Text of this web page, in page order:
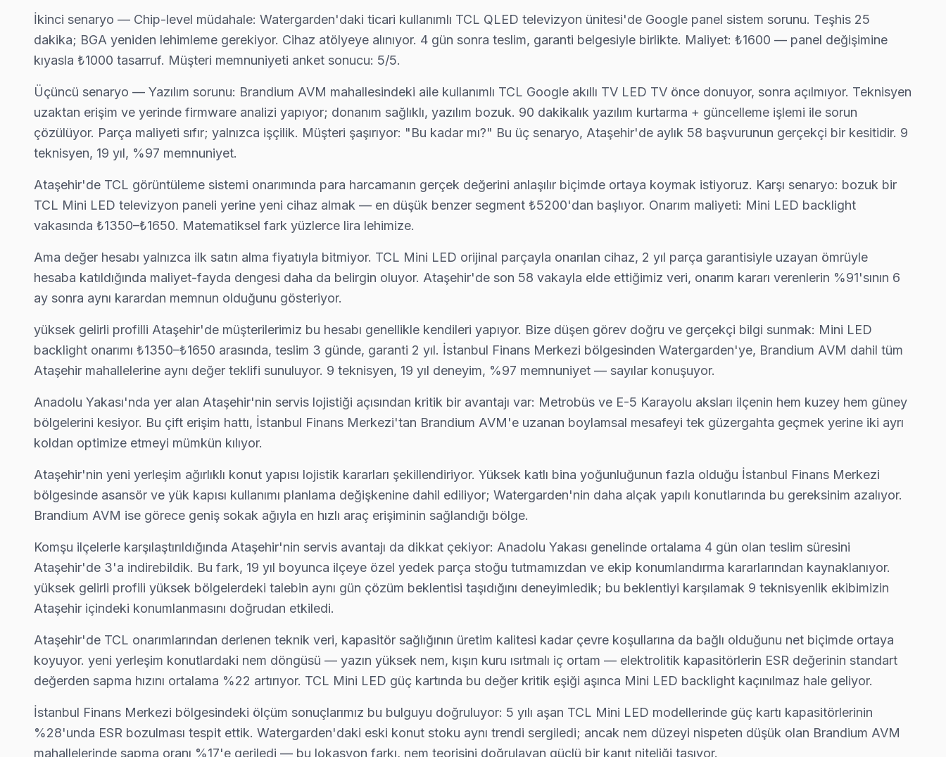
TCL Uzman Teknisyen Ekibi — Ataşehir
Emre K. — TCL Servis Uzmanı
14 yıllık TCL TV tamir deneyimi. Ataşehir ve çevre ilçelere yerinde servis sunulmaktadır.
· TCL fabrika servis sertifikası
· Orijinal ve OEM yedek parça tedarikçisi
Ataşehir Servis İstatistikleri
· Ataşehir'de
520+
TCL TV tamiri
· Müşteri memnuniyeti
%97
· Tüm işlemler
2 yıl garantili
Bu sayfayla ilgili hizmet sayfaları:
↑ TCL Servis Ana Sayfası
↑ Ataşehir TV Servis Merkezi
· Maltepe TCL
· Pendik TCL
· Sancaktepe TCL
· Şile TCL
Ataşehir Diğer Marka Servisleri
· Ataşehir Sony
· Ataşehir Philips
· Ataşehir Hi-Level
· Ataşehir iFFALCON
· Ataşehir Samsung
· Ataşehir LG
· Ataşehir Panasonic
· Ataşehir Toshiba
Ataşehir'de TCL TV Servisi Hakkında Kısa Cevaplar
Ataşehir'de TCL TV servis sorunuza tek cümlelik yanıt: Fabrika Servis'i arayın, aynı gün ücretsiz teşhis alın. Yazılım tamiri ₺400-700, anakart ₺800-1.800, panel ₺1.500-
İkinci senaryo — Chip-level müdahale: Watergarden'daki ticari kullanımlı TCL QLED televizyon ünitesi'de Google panel sistem sorunu. Teşhis 25
dakika; BGA yeniden lehimleme gerekiyor. Cihaz atölyeye alınıyor. 4 gün sonra teslim, garanti belgesiyle birlikte. Maliyet: ₺1600 — panel değişimine
kıyasla ₺1000 tasarruf. Müşteri memnuniyeti anket sonucu: 5/5.
Üçüncü senaryo — Yazılım sorunu: Brandium AVM mahallesindeki aile kullanımlı TCL Google akıllı TV LED TV önce donuyor, sonra açılmıyor. Teknisyen
uzaktan erişim ve yerinde firmware analizi yapıyor; donanım sağlıklı, yazılım bozuk. 90 dakikalık yazılım kurtarma + güncelleme işlemi ile sorun
çözülüyor. Parça maliyeti sıfır; yalnızca işçilik. Müşteri şaşırıyor: "Bu kadar mı?" Bu üç senaryo, Ataşehir'de aylık 58 başvurunun gerçekçi bir kesitidir. 9
teknisyen, 19 yıl, %97 memnuniyet.
Ataşehir'de TCL görüntüleme sistemi onarımında para harcamanın gerçek değerini anlaşılır biçimde ortaya koymak istiyoruz. Karşı senaryo: bozuk bir
TCL Mini LED televizyon paneli yerine yeni cihaz almak — en düşük benzer segment ₺5200'dan başlıyor. Onarım maliyeti: Mini LED backlight
vakasında ₺1350–₺1650. Matematiksel fark yüzlerce lira lehimize.
Ama değer hesabı yalnızca ilk satın alma fiyatıyla bitmiyor. TCL Mini LED orijinal parçayla onarılan cihaz, 2 yıl parça garantisiyle uzayan ömrüyle
hesaba katıldığında maliyet-fayda dengesi daha da belirgin oluyor. Ataşehir'de son 58 vakayla elde ettiğimiz veri, onarım kararı verenlerin %91'sının 6
ay sonra aynı karardan memnun olduğunu gösteriyor.
yüksek gelirli profilli Ataşehir'de müşterilerimiz bu hesabı genellikle kendileri yapıyor. Bize düşen görev doğru ve gerçekçi bilgi sunmak: Mini LED
backlight onarımı ₺1350–₺1650 arasında, teslim 3 günde, garanti 2 yıl. İstanbul Finans Merkezi bölgesinden Watergarden'ye, Brandium AVM dahil tüm
Ataşehir mahallelerine aynı değer teklifi sunuluyor. 9 teknisyen, 19 yıl deneyim, %97 memnuniyet — sayılar konuşuyor.
Anadolu Yakası'nda yer alan Ataşehir'nin servis lojistiği açısından kritik bir avantajı var: Metrobüs ve E-5 Karayolu aksları ilçenin hem kuzey hem güney
bölgelerini kesiyor. Bu çift erişim hattı, İstanbul Finans Merkezi'tan Brandium AVM'e uzanan boylamsal mesafeyi tek güzergahta geçmek yerine iki ayrı
koldan optimize etmeyi mümkün kılıyor.
Ataşehir'nin yeni yerleşim ağırlıklı konut yapısı lojistik kararları şekillendiriyor. Yüksek katlı bina yoğunluğunun fazla olduğu İstanbul Finans Merkezi
bölgesinde asansör ve yük kapısı kullanımı planlama değişkenine dahil ediliyor; Watergarden'nin daha alçak yapılı konutlarında bu gereksinim azalıyor.
Brandium AVM ise görece geniş sokak ağıyla en hızlı araç erişiminin sağlandığı bölge.
Komşu ilçelerle karşılaştırıldığında Ataşehir'nin servis avantajı da dikkat çekiyor: Anadolu Yakası genelinde ortalama 4 gün olan teslim süresini
Ataşehir'de 3'a indirebildik. Bu fark, 19 yıl boyunca ilçeye özel yedek parça stoğu tutmamızdan ve ekip konumlandırma kararlarından kaynaklanıyor.
yüksek gelirli profili yüksek bölgelerdeki talebin aynı gün çözüm beklentisi taşıdığını deneyimledik; bu beklentiyi karşılamak 9 teknisyenlik ekibimizin
Ataşehir içindeki konumlanmasını doğrudan etkiledi.
Ataşehir'de TCL onarımlarından derlenen teknik veri, kapasitör sağlığının üretim kalitesi kadar çevre koşullarına da bağlı olduğunu net biçimde ortaya
koyuyor. yeni yerleşim konutlardaki nem döngüsü — yazın yüksek nem, kışın kuru ısıtmalı iç ortam — elektrolitik kapasitörlerin ESR değerinin standart
değerden sapma hızını ortalama %22 artırıyor. TCL Mini LED güç kartında bu değer kritik eşiği aşınca Mini LED backlight kaçınılmaz hale geliyor.
İstanbul Finans Merkezi bölgesindeki ölçüm sonuçlarımız bu bulguyu doğruluyor: 5 yılı aşan TCL Mini LED modellerinde güç kartı kapasitörlerinin
%28'unda ESR bozulması tespit ettik. Watergarden'daki eski konut stoku aynı trendi sergiledi; ancak nem düzeyi nispeten düşük olan Brandium AVM
mahallelerinde sapma oranı %17'e geriledi — bu lokasyon farkı, nem teorisini doğrulayan güçlü bir kanıt niteliği taşıyor.